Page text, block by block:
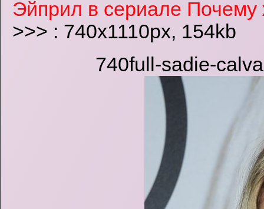
Эйприл в сериале
>>> : 740x1110px, 154kb
740full-sadie-